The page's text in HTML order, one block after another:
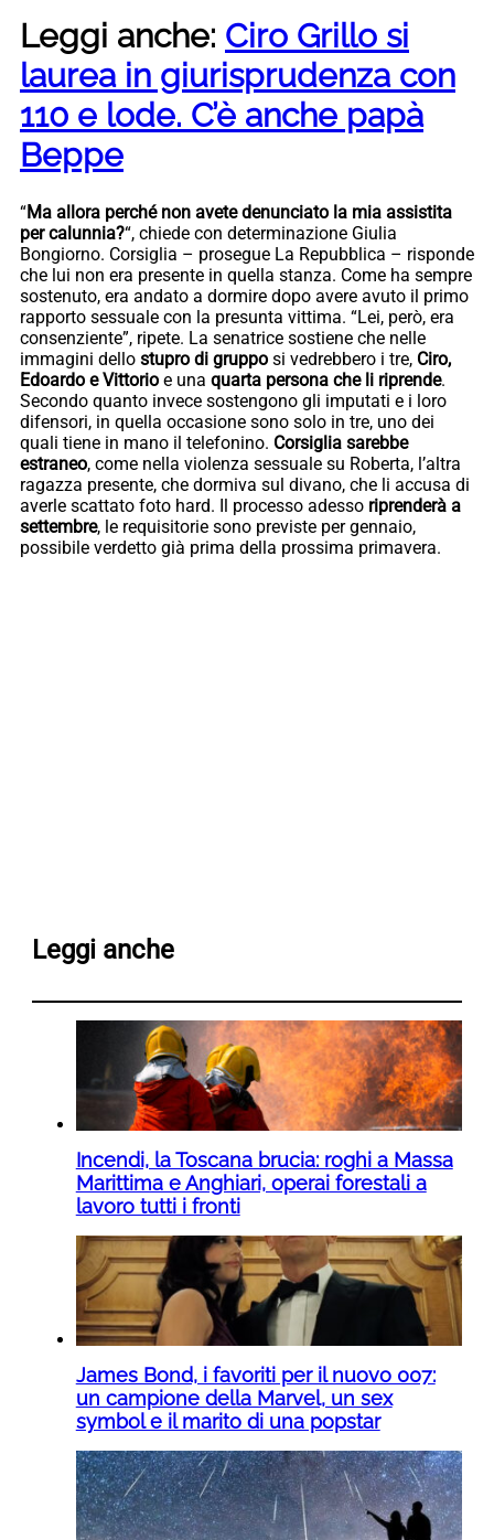
Leggi anche: Ciro Grillo si
laurea in giurisprudenza con
110 e lode. C’è anche papà
Beppe
“Ma allora perché non avete denunciato la mia assistita
per calunnia?“, chiede con determinazione Giulia
Bongiorno. Corsiglia – prosegue La Repubblica – risponde
che lui non era presente in quella stanza. Come ha sempre
sostenuto, era andato a dormire dopo avere avuto il primo
rapporto sessuale con la presunta vittima. “Lei, però, era
consenziente”, ripete. La senatrice sostiene che nelle
immagini dello stupro di gruppo si vedrebbero i tre, Ciro,
Edoardo e Vittorio e una quarta persona che li riprende.
Secondo quanto invece sostengono gli imputati e i loro
difensori, in quella occasione sono solo in tre, uno dei
quali tiene in mano il telefonino. Corsiglia sarebbe
estraneo, come nella violenza sessuale su Roberta, l’altra
ragazza presente, che dormiva sul divano, che li accusa di
averle scattato foto hard. Il processo adesso riprenderà a
settembre, le requisitorie sono previste per gennaio,
possibile verdetto già prima della prossima primavera.
Leggi anche
Incendi, la Toscana brucia: roghi a Massa
Marittima e Anghiari, operai forestali a
lavoro tutti i fronti
James Bond, i favoriti per il nuovo 007:
un campione della Marvel, un sex
symbol e il marito di una popstar